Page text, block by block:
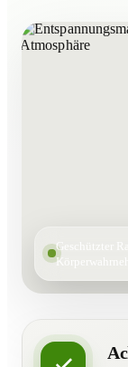
Geschützter